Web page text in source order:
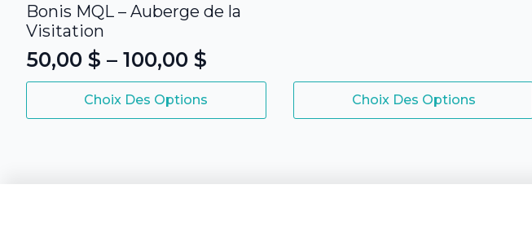
Bonis MQL – Auberge de la
Visitation
50,00 $ – 100,00 $
Plage
prix :
Choix Des Options
100,00 $Choix Des Options